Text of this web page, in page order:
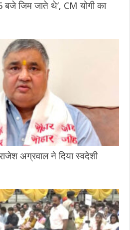
जिम जाते थे’, CM योगी का
अग्रवाल ने दिया स्वदेशी